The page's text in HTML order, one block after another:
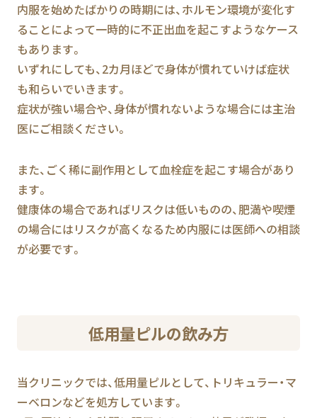
内服を始めたばかりの時期には、ホルモン環境が変化す
ることによって一時的に不正出血を起こすようなケース
もあります。
いずれにしても、2カ月ほどで身体が慣れていけば症状
も和らいでいきます。
症状が強い場合や、身体が慣れないような場合には主治
医にご相談ください。
また、ごく稀に副作用として血栓症を起こす場合があり
ます。
健康体の場合であればリスクは低いものの、肥満や喫煙
の場合にはリスクが高くなるため内服には医師への相談
が必要です。
低用量ピルの飲み方
当クリニックでは、低用量ピルとして、トリキュラー・マ
ーベロンなどを処方しています。